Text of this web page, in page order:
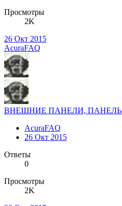
Просмотры
2K
26 Окт 2015
AcuraFAQ
ВНЕШНИЕ ПАНЕЛИ,
AcuraFAQ
26 Окт 2015
Ответы
0
Просмотры
2K